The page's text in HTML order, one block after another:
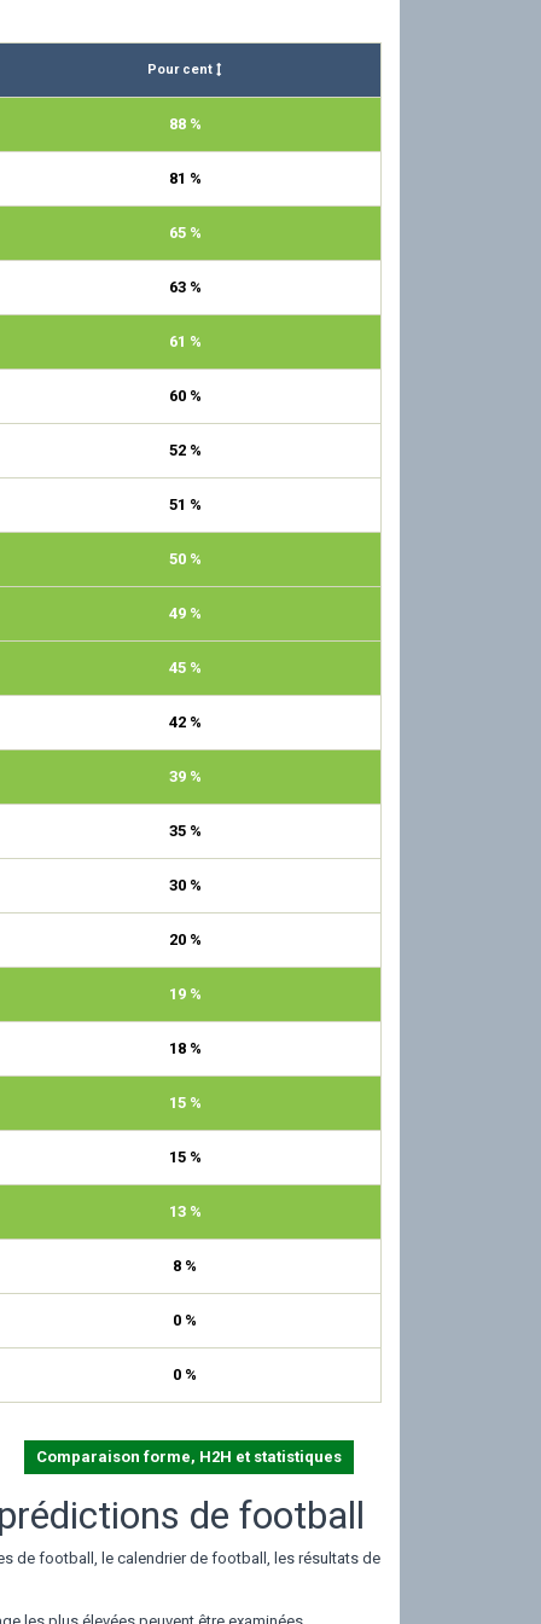
Pour cent
88 %
81 %
65 %
63 %
61 %
60 %
52 %
51 %
50 %
49 %
45 %
42 %
39 %
35 %
30 %
20 %
19 %
18 %
15 %
15 %
13 %
8 %
0 %
0 %
Comparaison forme, H2H et statistiques
de football
de football, le calendrier de football, les résultats de